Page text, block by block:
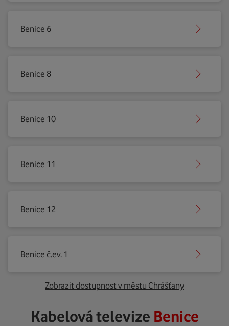
Benice 6
Benice 8
Benice 10
Benice 11
Benice 12
Benice č.ev. 1
Zobrazit dostupnost v městu Chrášťany
Kabelová televize Benice